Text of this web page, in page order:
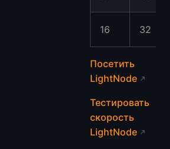
16 32
Посетить
LightNode
Тестировать
скорость
LightNode